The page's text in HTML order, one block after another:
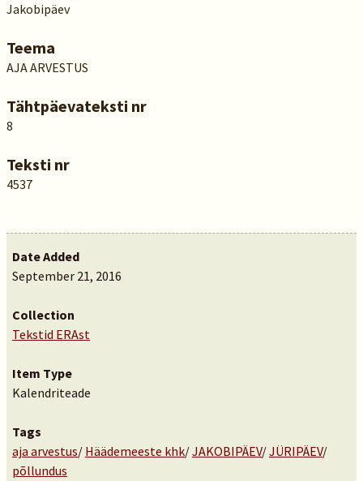
Jakobipäev
Teema
AJA ARVESTUS
Tähtpäevateksti nr
8
Teksti nr
4537
Date Added
September 21, 2016
Collection
Tekstid ERAst
Item Type
Kalendriteade
Tags
aja arvestus/ Häädemeeste khk/JAKOBIPÄEV/JÜRIPÄEV/
põllundus